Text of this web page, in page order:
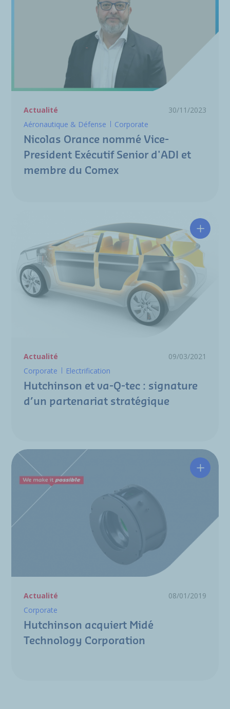
Actualité
30/11/2023
Aéronautique & Défense
Corporate
Nicolas Orance nommé Vice-
President Exécutif Senior d'ADI et
membre du Comex
Actualité
09/03/2021
Corporate
Electrification
Hutchinson et va-Q-tec : signature
d’un partenariat stratégique
Actualité
08/01/2019
Corporate
Hutchinson acquiert Midé
Technology Corporation